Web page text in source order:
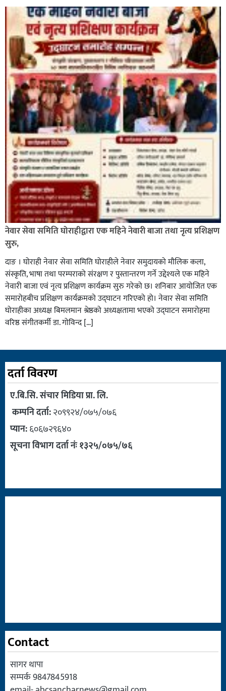
नेवार सेवा समिति घोराहीद्वारा एक महिने नेवारी बाजा तथा नृत्य प्रशिक्षण
सुरु,
दाङ । घोराही नेवार सेवा समिति घोराहीले नेवार समुदायको मौलिक कला,
संस्कृति, भाषा तथा परम्पराको संरक्षण र पुस्तान्तरण गर्ने उद्देश्यले एक महिने
नेवारी बाजा एवं नृत्य प्रशिक्षण कार्यक्रम सुरु गरेको छ। शनिबार आयोजित एक
समारोहबीच प्रशिक्षण कार्यक्रमको उद्घाटन गरिएको हो। नेवार सेवा समिति
घोराहीका अध्यक्ष बिमलमान श्रेष्ठको अध्यक्षतामा भएको उद्घाटन समारोहमा
वरिष्ठ संगीतकर्मी डा. गोविन्द […]
दर्ता विवरण
ए.बि.सि. संचार मिडिया प्रा. लि.
कम्पनि दर्ता:२०९९२४/०७५/०७६
प्यान:६०६७२९६४०
सूचना विभाग दर्ता नंः १३२५/०७५/७६
Contact
सागर थापा
सम्पर्क 9847845918